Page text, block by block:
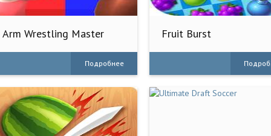
Arm Wrestling Master
Подробнее
Fruit Burst